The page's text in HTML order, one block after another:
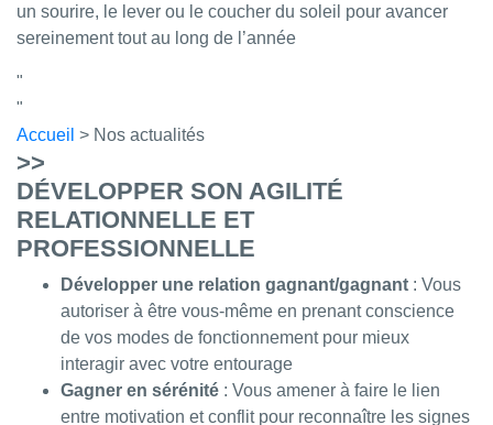
un sourire, le lever ou le coucher du soleil pour avancer
sereinement tout au long de l’année
Accueil > Nos actualités
>>
DÉVELOPPER SON AGILITÉ
RELATIONNELLE ET
PROFESSIONNELLE
Développer une relation gagnant/gagnant : Vous
autoriser à être vous-même en prenant conscience
de vos modes de fonctionnement pour mieux
interagir avec votre entourage
Gagner en sérénité : Vous amener à faire le lien
entre motivation et conflit pour reconnaître les signes